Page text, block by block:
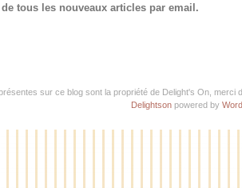
tous les nouveaux articles par email.
sur ce blog sont la propriété de Delight's On,
Delightson powered by